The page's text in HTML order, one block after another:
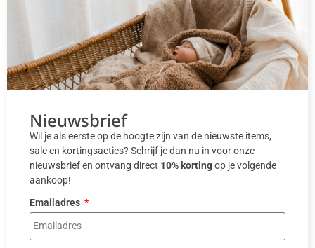
Nieuwsbrief
Wil je als eerste op de hoogte zijn van de nieuwste items,
sale en kortingsacties? Schrijf je dan nu in voor onze
nieuwsbrief en ontvang direct 10% kortingop je volgende
aankoop!
Emailadres